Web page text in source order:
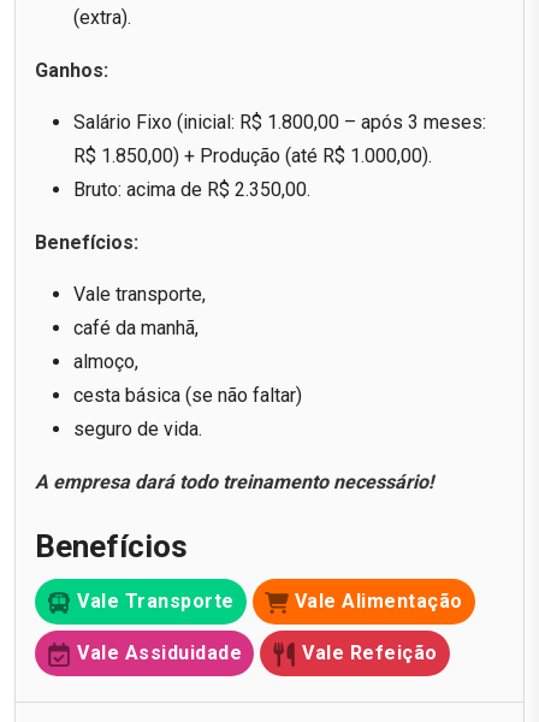
(extra).
Ganhos:
Salário Fixo (inicial: R$ 1.800,00 – após 3 meses:
R$ 1.850,00) + Produção (até R$ 1.000,00).
Bruto: acima de R$ 2.350,00.
Benefícios:
Vale transporte,
café da manhã,
almoço,
cesta básica (se não faltar)
seguro de vida.
A empresa dará todo treinamento necessário!
Benefícios
Vale Transporte Vale Alimentação
Vale Assiduidade Vale Refeição